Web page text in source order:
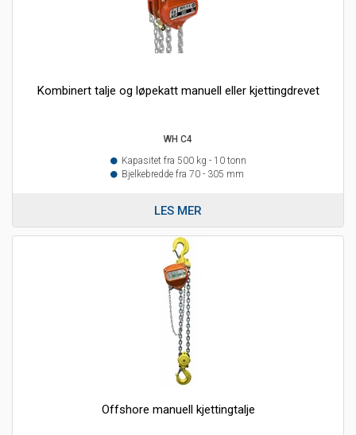
Kombinert talje og løpekatt manuell eller kjettingdrevet
WH C4
Kapasitet fra 500 kg - 10 tonn
Bjelkebredde fra 70 - 305 mm
LES MER
Offshore manuell kjettingtalje